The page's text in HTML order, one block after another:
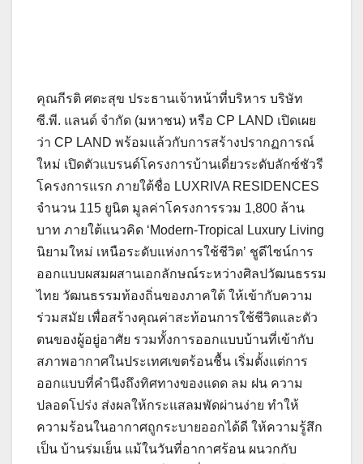
คุณกีรติ ศตะสุข ประธานเจ้าหน้าที่บริหาร บริษัท
ซี.พี. แลนด์ จำกัด (มหาชน) หรือ CP LAND เปิดเผย
ว่า CP LAND พร้อมแล้วกับการสร้างปรากฏการณ์
ใหม่ เปิดตัวแบรนด์โครงการบ้านเดี่ยวระดับลักซ์ชัวรี
โครงการแรก ภายใต้ชื่อ LUXRIVA RESIDENCES
จำนวน 115 ยูนิต มูลค่าโครงการรวม 1,800 ล้าน
บาท ภายใต้แนวคิด ‘Modern-Tropical Luxury Living
นิยามใหม่ เหนือระดับแห่งการใช้ชีวิต’ ชูดีไซน์การ
ออกแบบผสมผสานเอกลักษณ์ระหว่างศิลปวัฒนธรรม
ไทย วัฒนธรรมท้องถิ่นของภาคใต้ ให้เข้ากับความ
ร่วมสมัย เพื่อสร้างคุณค่าสะท้อนการใช้ชีวิตและตัว
ตนของผู้อยู่อาศัย รวมทั้งการออกแบบบ้านที่เข้ากับ
สภาพอากาศในประเทศเขตร้อนชื้น เริ่มตั้งแต่การ
ออกแบบที่คำนึงถึงทิศทางของแดด ลม ฝน ความ
ปลอดโปร่ง ส่งผลให้กระแสลมพัดผ่านง่าย ทำให้
ความร้อนในอากาศถูกระบายออกได้ดี ให้ความรู้สึก
เป็น บ้านร่มเย็น แม้ในวันที่อากาศร้อน ผนวกกับ